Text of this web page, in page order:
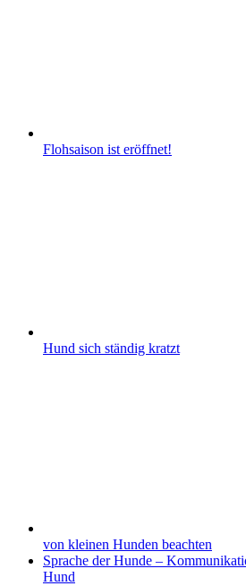
Flohsaison ist eröffnet!
Hund sich ständig kratzt
von kleinen Hunden beachten
Sprache der Hunde –
Hund